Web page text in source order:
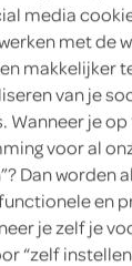
media
met de
makkelijker
van je
Wanneer je op
voor al
Dan worden
en
je zelf je
“zelf